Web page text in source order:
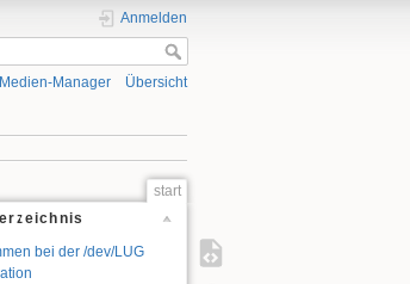
Anmelden
Medien-Manager Übersicht
start
bei der /dev/LUG